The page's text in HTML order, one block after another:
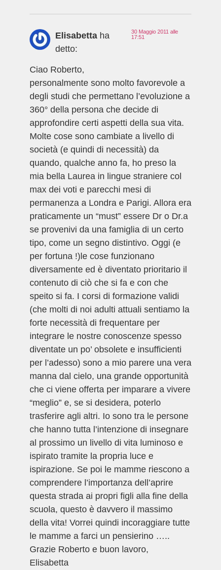
Elisabetta ha
detto:
30 Maggio 2011 alle
17:51
Ciao Roberto,
personalmente sono molto favorevole a
degli studi che permettano l’evoluzione a
360° della persona che decide di
approfondire certi aspetti della sua vita.
Molte cose sono cambiate a livello di
società (e quindi di necessità) da
quando, qualche anno fa, ho preso la
mia bella Laurea in lingue straniere col
max dei voti e parecchi mesi di
permanenza a Londra e Parigi. Allora era
praticamente un “must” essere Dr o Dr.a
se provenivi da una famiglia di un certo
tipo, come un segno distintivo. Oggi (e
per fortuna !)le cose funzionano
diversamente ed è diventato prioritario il
contenuto di ciò che si fa e con che
speito si fa. I corsi di formazione validi
(che molti di noi adulti attuali sentiamo la
forte necessità di frequentare per
integrare le nostre conoscenze spesso
diventate un po’ obsolete e insufficienti
per l’adesso) sono a mio parere una vera
manna dal cielo, una grande opportunità
che ci viene offerta per imparare a vivere
“meglio” e, se si desidera, poterlo
trasferire agli altri. Io sono tra le persone
che hanno tutta l’intenzione di insegnare
al prossimo un livello di vita luminoso e
ispirato tramite la propria luce e
ispirazione. Se poi le mamme riescono a
comprendere l’importanza dell’aprire
questa strada ai propri figli alla fine della
scuola, questo è davvero il massimo
della vita! Vorrei quindi incoraggiare tutte
le mamme a farci un pensierino …..
Grazie Roberto e buon lavoro,
Elisabetta